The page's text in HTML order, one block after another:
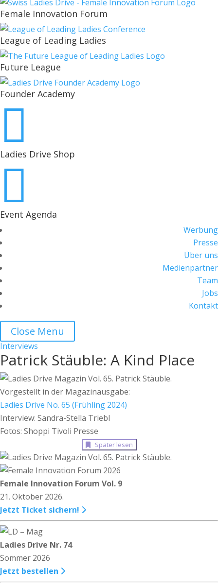
Female Innovation Forum
League of Leading Ladies
Future League
Founder Academy

Ladies Drive Shop

Event Agenda
Werbung
Presse
Über uns
Medienpartner
Team
Jobs
Kontakt
Close Menu
Interviews
Patrick Stäuble: A Kind Place
Vorgestellt in der Magazinausgabe:
Ladies Drive No. 65 (Frühling 2024)
Interview: Sandra-Stella Triebl
Fotos: Shoppi Tivoli Presse
Später lesen
Female Innovation Forum Vol. 9
21. Oktober 2026.
Jetzt Ticket sichern!
Ladies Drive Nr. 74
Sommer 2026
Jetzt bestellen